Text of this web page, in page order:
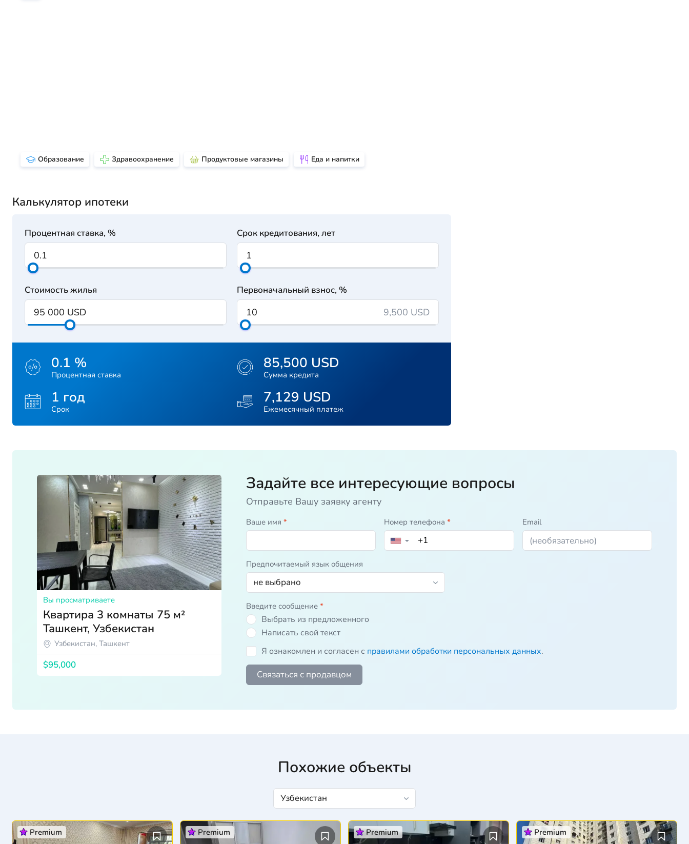
Образование Здравоохранение Продуктовые магазины Еда и напитки
Калькулятор ипотеки
Процентная ставка, % Срок кредитования, лет
Стоимость жилья Первоначальный взнос, %
9,500 USD
0.1 %
Процентная ставка
85,500 USD
Сумма кредита
1 год
Срок
7,129 USD
Ежемесячный платеж
Вы просматриваете
Квартира 3 комнаты 75 м²
Ташкент, Узбекистан
Узбекистан, Ташкент
$95,000
Задайте все интересующие вопросы
Отправьте Вашу заявку агенту
Ваше имя * Номер телефона*
▼
Email
Предпочитаемый язык общения
Введите сообщение *
Выбрать из предложенного
Написать свой текст
Я ознакомлен и согласен с правилами обработки персональных данных.
Связаться с продавцом
Похожие объекты
Premium Premium Premium Premium